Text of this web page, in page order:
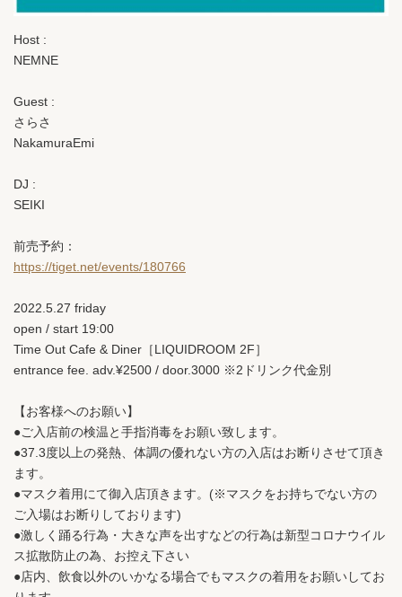
Host :
NEMNE
Guest :
さらさ
NakamuraEmi
DJ :
SEIKI
前売予約：
https://tiget.net/events/180766
2022.5.27 friday
open / start 19:00
Time Out Cafe & Diner［LIQUIDROOM 2F］
entrance fee. adv.¥2500 / door.3000 ※2ドリンク代金別
【お客様へのお願い】
●ご入店前の検温と手指消毒をお願い致します。
●37.3度以上の発熱、体調の優れない方の入店はお断りさせて頂き
ます。
●マスク着用にて御入店頂きます。(※マスクをお持ちでない方の
ご入場はお断りしております)
●激しく踊る行為・大きな声を出すなどの行為は新型コロナウイル
ス拡散防止の為、お控え下さい
●店内、飲食以外のいかなる場合でもマスクの着用をお願いしてお